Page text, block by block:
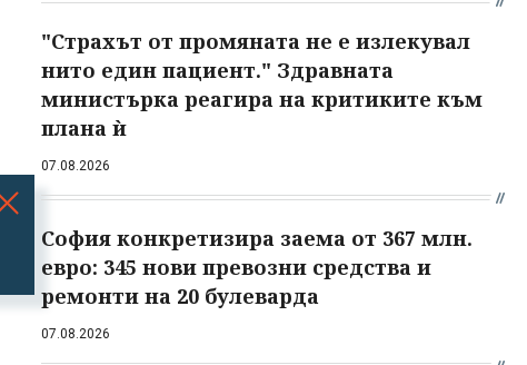
"Страхът от промяната не е излекувал
нито един пациент." Здравната
министърка реагира на критиките към
плана ѝ
07.08.2026
София конкретизира заема от 367 млн.
евро: 345 нови превозни средства и
ремонти на 20 булеварда
07.08.2026